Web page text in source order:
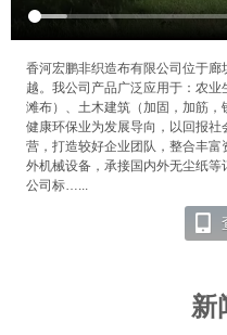
香河宏鹏非织造布有限公司位于
越。我公司产品广泛应用于：农
滩布）、土木建筑（加固，加筋
健康环保业为发展导向，以回报
营，打造较好企业团队，整合丰
外机械设备，承接国内外无尘纸等
公司标…...
新